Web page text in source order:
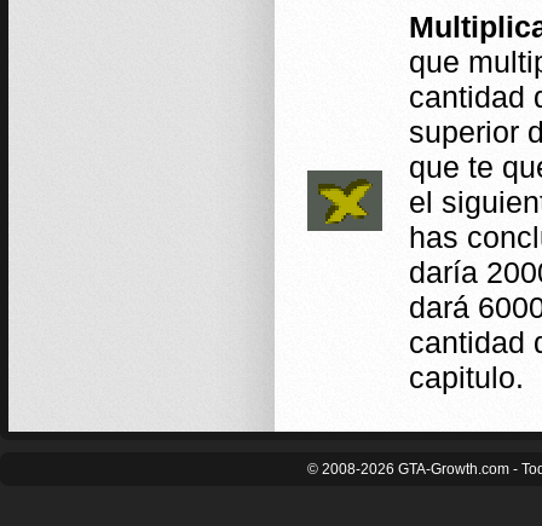
que
cantidad
superior
que te
el
has
daría
dará
cantidad
capitulo.
© 2008-2026 GTA-Growth.com -